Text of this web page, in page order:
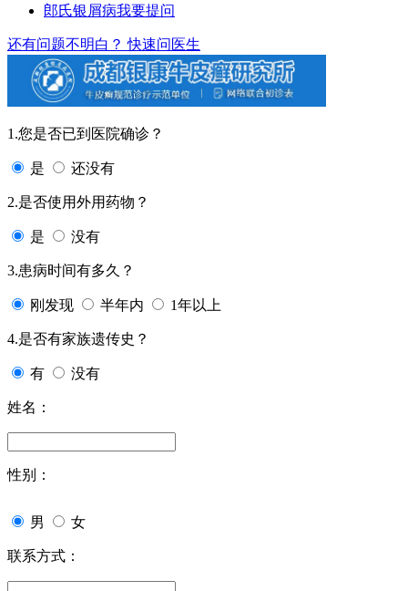
郎氏银屑病我要提问
还有问题不明白？ 快速问医生
1.您是否已到医院确诊？
是 还没有
2.是否使用外用药物？
是 没有
3.患病时间有多久？
刚发现 半年内 1年以上
4.是否有家族遗传史？
有 没有
姓名：
性别：
男 女
联系方式：